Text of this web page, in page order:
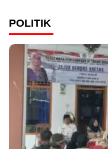
POLITIK